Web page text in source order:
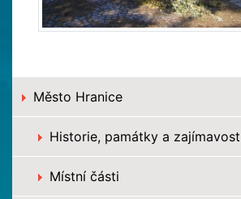
Město Hranice
Historie, památky a
Místní části